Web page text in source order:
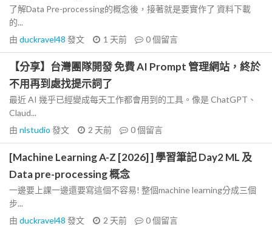
了解Data Pre-processing的概念後，接著就是要實作了 資料下載
的...
由 duckravel48 發文 1 天前 0個留言
【分享】台灣團隊開發 免費 AI Prompt 管理網站，終於
不用再到處找提示詞了
最近 AI 幾乎已經變成每天工作都會用到的工具。像是 ChatGPT、
Claud...
由 nlstudio 發文 2 天前 0個留言
[Machine Learning A-Z [2026] ] 學習筆記 Day2 ML 及
Data pre-processing 概念
一邊要上課一邊還要寫這個不容易! 整個machine learning分成三個
步...
由 duckravel48 發文 2 天前 0個留言